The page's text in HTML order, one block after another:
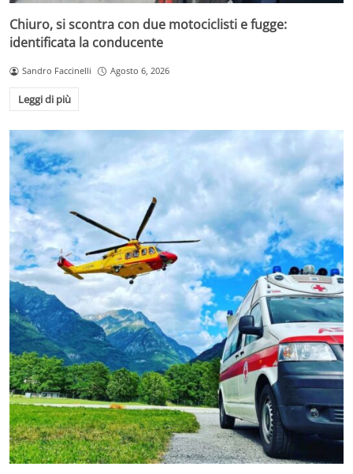
Chiuro, si scontra con due motociclisti e fugge:
identificata la conducente
Sandro Faccinelli Agosto 6, 2026
Leggi di più